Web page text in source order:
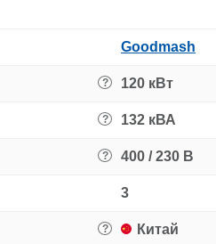
Goodmash
? 120 кВт
? 132 кВА
? 400 / 230 В
3
? Китай